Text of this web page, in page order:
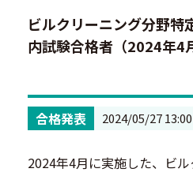
ビルクリーニング分野特
内試験合格者（2024年4
合格発表 2024/05/27 13:00
2024年4月に実施した、ビ